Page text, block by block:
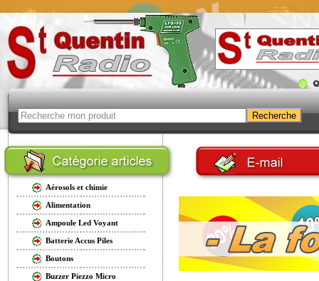
Aérosols et chimie
Alimentation
Ampoule Led Voyant
Batterie Accus Piles
Boutons
Buzzer Piezzo Micro